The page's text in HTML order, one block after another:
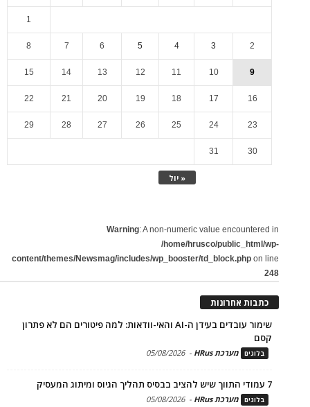
« יול
1
2
3
4
5
6
7
8
9
10
11
12
13
14
15
16
17
18
19
20
21
22
23
24
25
26
27
28
29
30
31
Warning: A non-numeric value encountered in
/home/hrusco/public_html/wp-
content/themes/Newsmag/includes/wp_booster/td_block.php on line
248
כתבות אחרונות
שימור עובדים בעידן ה-AI והאי-וודאות: למה פיטורים הם לא פתרון
קסם
בלוגים מערכת HRus -
05/08/2026
7 עמודי התווך שיש להציב בבסיס תהליך הגיוס ומיתוג המעסיק
בלוגים מערכת HRus -
05/08/2026